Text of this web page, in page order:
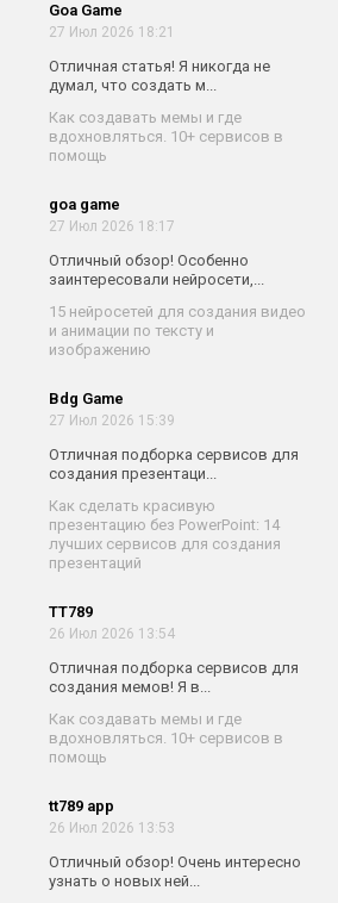
Goa Game
27 Июл 2026 18:21
Отличная статья! Я никогда не
думал, что создать м...
Как создавать мемы и где
вдохновляться. 10+ сервисов в
помощь
goa game
27 Июл 2026 18:17
Отличный обзор! Особенно
заинтересовали нейросети,...
15 нейросетей для создания видео
и анимации по тексту и
изображению
Bdg Game
27 Июл 2026 15:39
Отличная подборка сервисов для
создания презентаци...
Как сделать красивую
презентацию без PowerPoint: 14
лучших сервисов для создания
презентаций
TT789
26 Июл 2026 13:54
Отличная подборка сервисов для
создания мемов! Я в...
Как создавать мемы и где
вдохновляться. 10+ сервисов в
помощь
tt789 app
26 Июл 2026 13:53
Отличный обзор! Очень интересно
узнать о новых ней...